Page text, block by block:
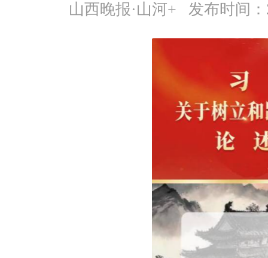
山西晚报·山河+ 发布时间：